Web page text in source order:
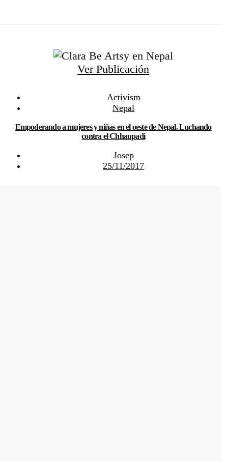
Ver Publicación
Activism
Nepal
Empoderando a mujeres y niñas en el oeste de Nepal. Luchando
contra el Chhaupadi
Josep
25/11/2017